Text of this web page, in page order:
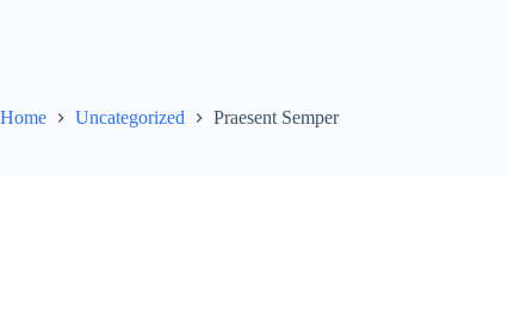
Home Uncategorized Praesent Semper